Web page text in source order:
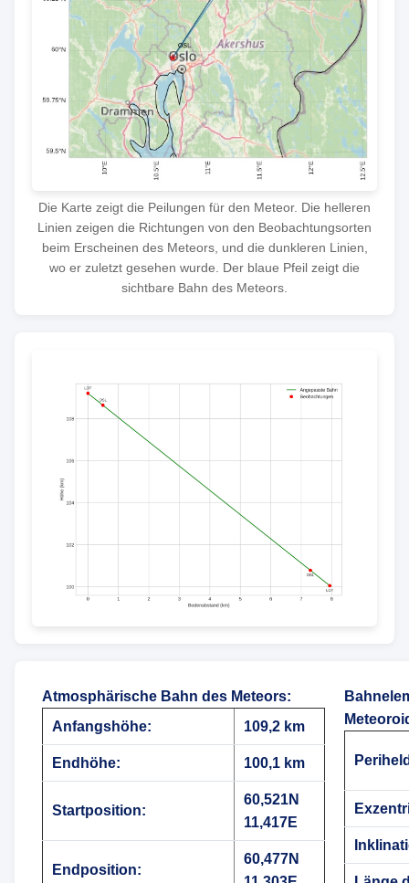
Die Karte zeigt die Peilungen für den Meteor. Die helleren
Linien zeigen die Richtungen von den Beobachtungsorten
beim Erscheinen des Meteors, und die dunkleren Linien,
wo er zuletzt gesehen wurde. Der blaue Pfeil zeigt die
sichtbare Bahn des Meteors.
Atmosphärische Bahn des Meteors:
Anfangshöhe:
109,2 km
Endhöhe: 100,1 km
Startposition:
60,521N
11,417E
Endposition:
60,477N